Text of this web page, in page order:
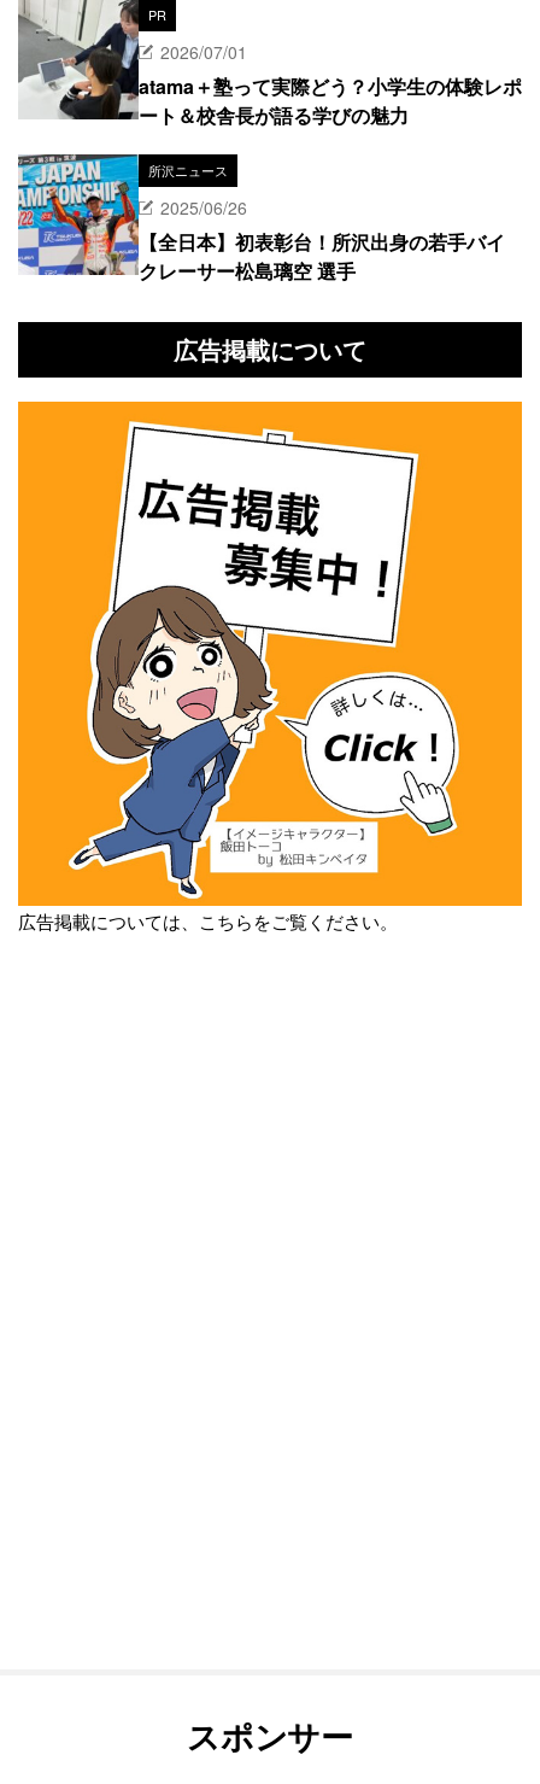
PR
2026/07/01
atama＋塾って実際どう？小学生の体験レポ
ート＆校舎長が語る学びの魅力
所沢ニュース
2025/06/26
【全日本】初表彰台！所沢出身の若手バイ
クレーサー松島璃空 選手
広告掲載について
広告掲載については、こちらをご覧ください。
スポンサー